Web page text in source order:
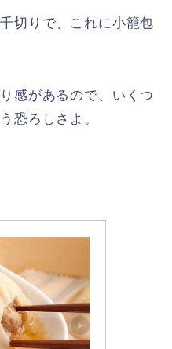
切りで、これに小籠包
感があるので、いくつ
恐ろしさよ。